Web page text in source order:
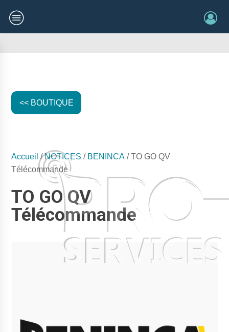
<< BOUTIQUE
Accueil /NOTICES / BENINCA / TO GO QV
Télécommande
TO GO QV
Télécommande